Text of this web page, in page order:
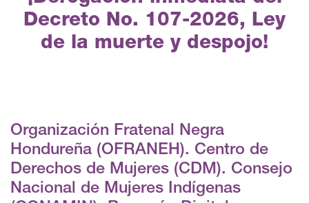
Decreto No. 107-2026, Ley
de la muerte y despojo!
Organización Fratenal Negra
Hondureña (OFRANEH). Centro de
Derechos de Mujeres (CDM). Consejo
Nacional de Mujeres Indígenas